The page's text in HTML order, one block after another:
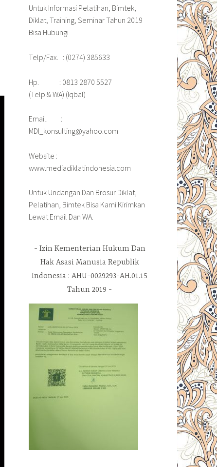
Untuk Informasi Pelatihan, Bimtek,
Diklat, Training, Seminar Tahun 2019
Bisa Hubungi
Telp/Fax. : (0274) 385633
Hp. : 0813 2870 5527
(Telp & WA) (Iqbal)
Email. :
MDI_konsulting@yahoo.com
Website :
www.mediadiklatindonesia.com
Untuk Undangan Dan Brosur Diklat,
Pelatihan, Bimtek Bisa Kami Kirimkan
Lewat Email Dan WA.
Izin Kementerian Hukum Dan
Hak Asasi Manusia Republik
Indonesia : AHU-0029293-AH.01.15
Tahun 2019